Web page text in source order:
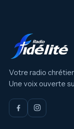
Votre radio
Une voix ouverte